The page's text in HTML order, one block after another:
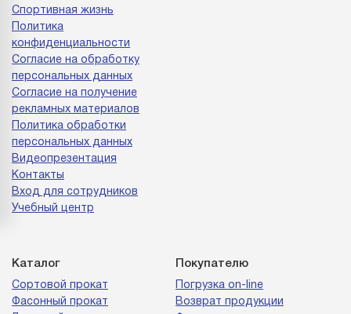
Спортивная жизнь
Политика
конфиденциальности
Согласие на обработку
персональных данных
Согласие на получение
рекламных материалов
Политика обработки
персональных данных
Видеопрезентация
Контакты
Вход для сотрудников
Учебный центр
Каталог
Сортовой прокат
Фасонный прокат
Покупателю
Погрузка on-line
Возврат продукции